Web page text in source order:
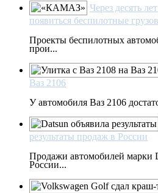
Через десять
появиться беспилотные
Проекты беспилотных
прои...
Ваз 2106
У автомобиля Ваз 2106
результаты продаж в России
Продажи автомобилей марки
России...